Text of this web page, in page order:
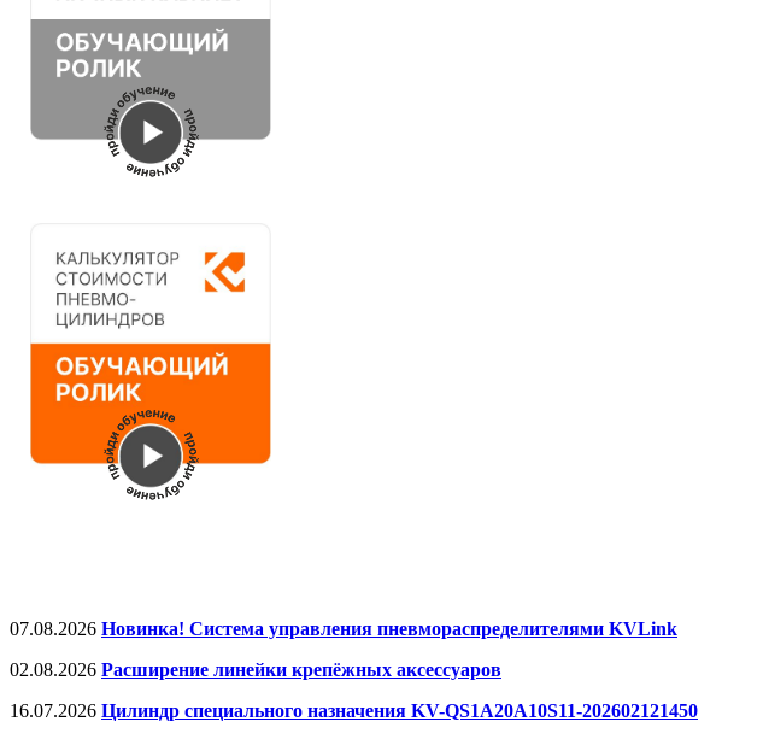
07.08.2026 Новинка! Система управления пневмораспределителями KVLink
02.08.2026 Расширение линейки крепёжных аксессуаров
16.07.2026 Цилиндр специального назначения KV-QS1A20A10S11-202602121450